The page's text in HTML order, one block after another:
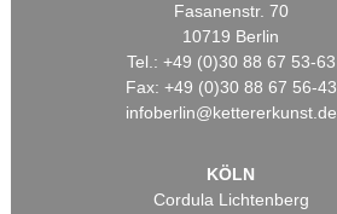
Fasanenstr. 70
10719 Berlin
Tel.: +49 (0)30 88 67 53-63
Fax: +49 (0)30 88 67 56-43
infoberlin@kettererkunst.de
KÖLN
Cordula Lichtenberg